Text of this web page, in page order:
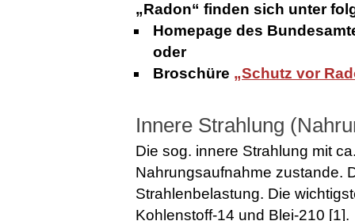
„Radon“ finden sich unter
Homepage des
oder
Broschüre „Schutz vor
Innere Strahlung
Die sog. innere Strahlung mit
Nahrungsaufnahme zustande.
Strahlenbelastung. Die
Kohlenstoff-14 und Blei-210 [1].